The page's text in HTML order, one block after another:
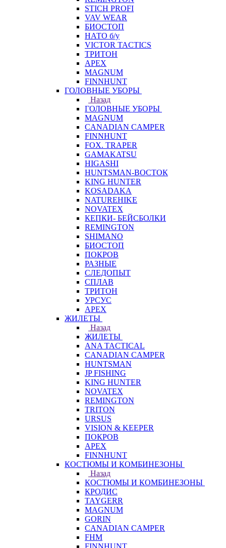
STICH PROFI
VAV WEAR
БИОСТОП
НАТО б/у
VICTOR TACTICS
ТРИТОН
APEX
MAGNUM
FINNHUNT
ГОЛОВНЫЕ УБОРЫ
Назад
ГОЛОВНЫЕ УБОРЫ
MAGNUM
CANADIAN CAMPER
FINNHUNT
FOX. TRAPER
GAMAKATSU
HIGASHI
HUNTSMAN-ВОСТОК
KING HUNTER
KOSADAKA
NATUREHIKE
NOVATEX
КЕПКИ- БЕЙСБОЛКИ
REMINGTON
SHIMANO
БИОСТОП
ПОКРОВ
РАЗНЫЕ
СЛЕДОПЫТ
СПЛАВ
ТРИТОН
УРСУС
APEX
ЖИЛЕТЫ
Назад
ЖИЛЕТЫ
ANA TACTICAL
CANADIAN CAMPER
HUNTSMAN
JP FISHING
KING HUNTER
NOVATEX
REMINGTON
TRITON
URSUS
VISION & KEEPER
ПОКРОВ
APEX
FINNHUNT
КОСТЮМЫ И КОМБИНЕЗОНЫ
Назад
КОСТЮМЫ И КОМБИНЕЗОНЫ
КРОДИС
TAYGERR
MAGNUM
GORIN
CANADIAN CAMPER
FHM
FINNHUNT